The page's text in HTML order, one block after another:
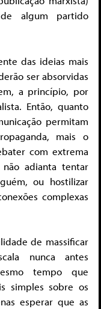
algum partido
das ideias mais
ser absorvidas
a princípio, por
Então, quanto
permitam
mais o
com extrema
adianta tentar
ou hostilizar
complexas
de massificar
nunca antes
tempo que
simples sobre os
esperar que as